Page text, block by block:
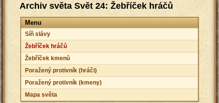
Archiv světa Svět 24: Žebříček hráčů
Menu
Síň slávy
Žebříček hráčů
Žebříček kmenů
Poražený protivník (hráči)
Poražený protivník (kmeny)
Mapa světa